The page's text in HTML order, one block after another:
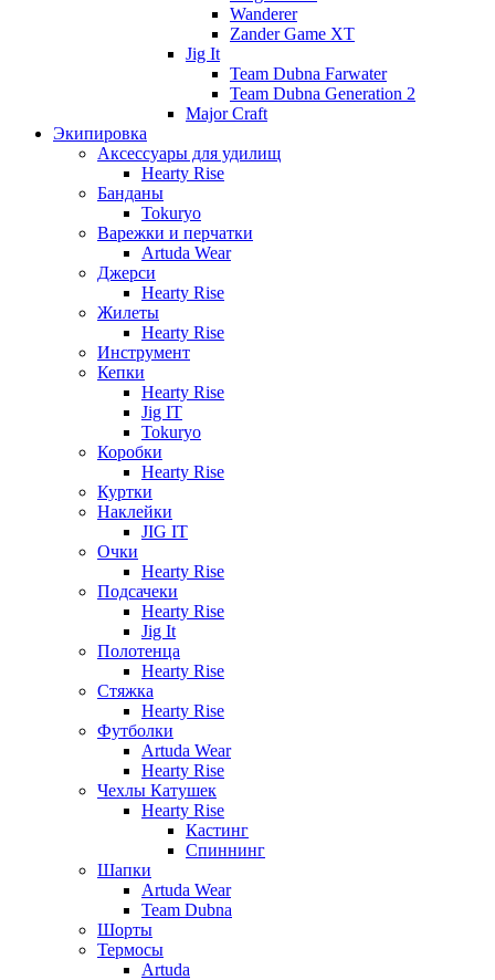
Wanderer
Zander Game XT
Jig It
Team Dubna Farwater
Team Dubna Generation 2
Major Craft
Экипировка
Аксессуары для удилищ
Hearty Rise
Банданы
Tokuryo
Варежки и перчатки
Artuda Wear
Джерси
Hearty Rise
Жилеты
Hearty Rise
Инструмент
Кепки
Hearty Rise
Jig IT
Tokuryo
Коробки
Hearty Rise
Куртки
Наклейки
JIG IT
Очки
Hearty Rise
Подсачеки
Hearty Rise
Jig It
Полотенца
Hearty Rise
Стяжка
Hearty Rise
Футболки
Artuda Wear
Hearty Rise
Чехлы Катушек
Hearty Rise
Кастинг
Спиннинг
Шапки
Artuda Wear
Team Dubna
Шорты
Термосы
Artuda